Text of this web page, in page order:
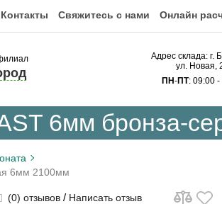
Контакты Свяжитесь с нами Онлайн
Адрес склада: г.
ул. Новая,
ПН-ПТ: 09:00
6мм бронза-
6мм 2100мм
(0) отзывов / Написать отзыв